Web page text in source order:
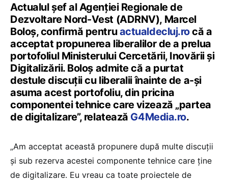
Actualul șef al Agenției Regionale de
Dezvoltare Nord-Vest (ADRNV), Marcel
Boloș, confirmă pentruactualdecluj.rocă a
acceptat propunerea liberalilor de a prelua
portofoliul Ministerului Cercetării, Inovării și
Digitalizării. Boloș admite că a purtat
destule discuții cu liberalii înainte de a-și
asuma acest portofoliu, din pricina
componentei tehnice care vizează „partea
de digitalizare”, relatează G4Media.ro.
„Am acceptat această propunere după multe discuții
și sub rezerva acestei componente tehnice care ține
de digitalizare. Eu vreau ca toate proiectele de